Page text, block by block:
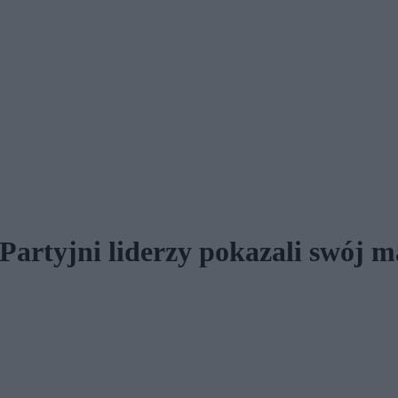
liderzy pokazali swój